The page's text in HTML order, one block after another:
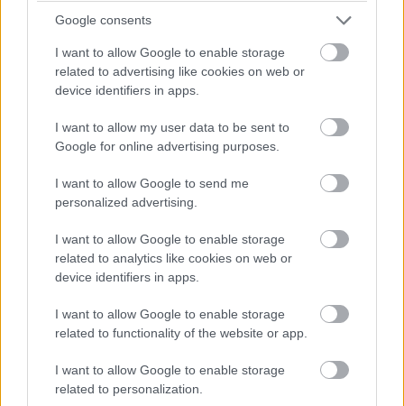
Google consents
I want to allow Google to enable storage
related to advertising like cookies on web or
device identifiers in apps.
I want to allow my user data to be sent to
Google for online advertising purposes.
I want to allow Google to send me
personalized advertising.
I want to allow Google to enable storage
related to analytics like cookies on web or
device identifiers in apps.
I want to allow Google to enable storage
related to functionality of the website or app.
I want to allow Google to enable storage
related to personalization.
foglalkozó cége, az
kevesebb mint öt éven belül
fog rendelkezni, mint a
világ összes többi AI-szereplője együttvéve. A milliárdos
ezt azX-enírta ezt egy posztra reagálva, ami
is hivatkozott, amely szerint Musk új adatközpontja, a
Colossus 2, komoly kihívást jelenthet a
fölénye számára.
A bejegyzésben emlegetett
ironikus elnevezése arra az elképzelésére, hogy a nulláról
épít fel egy szoftvercéget, amelyet teljes egészében
mesterséges intelligencia irányít. Bár az elnevezés
tréfának indult, a SemiAnalysis szerint a mögötte zajló
fejlesztések nagyon is valósak. Az xAI
Tennessee-ben
kapacitásnál jár, és Musk célja, hogy egyetlen helyszínen
2 gigawattosteljesítményt érjen el. Ennek eléréséhez